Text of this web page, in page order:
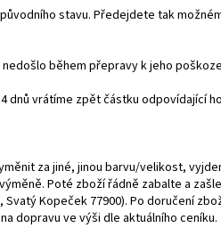
stavu. Předejdete tak
během přepravy k jeho
dnů vrátíme zpět částku odpovídající
za jiné, jinou barvu/velikost,
Poté zboží řádně zabalte a
Svatý Kopeček 77900). Po doručení
dopravu ve výši dle aktuálního ceníku.